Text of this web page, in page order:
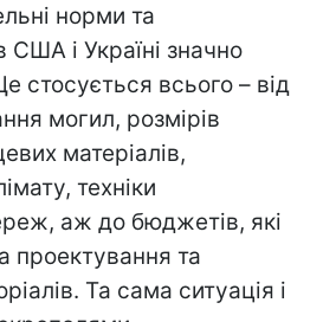
норми та
США і Україні значно
стосується всього – від
могил, розмірів
матеріалів,
техніки
аж до бюджетів, які
проектування та
Та сама ситуація і